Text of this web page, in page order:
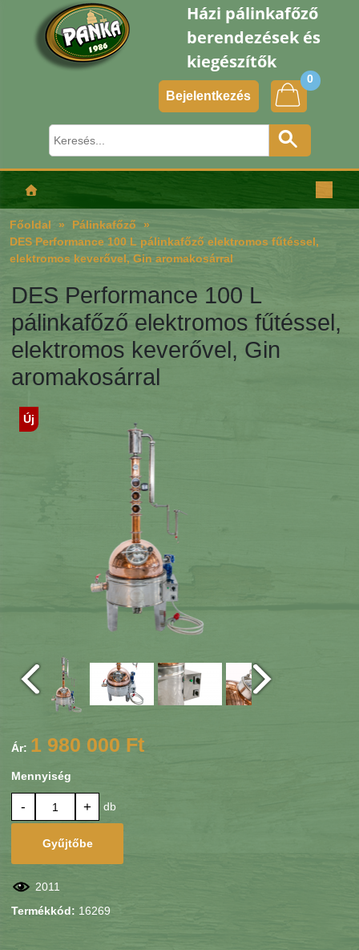
Házi pálinkafőző
berendezések és
kiegészítők
Bejelentkezés
0
Főoldal
Pálinkafőző
DES Performance 100 L pálinkafőző elektromos fűtéssel,
elektromos keverővel, Gin aromakosárral
DES Performance 100 L
pálinkafőző elektromos fűtéssel,
elektromos keverővel, Gin
aromakosárral
Új
Ár: 1 980 000 Ft
Mennyiség
- + db
Gyűjtőbe
2011
Termékkód: 16269